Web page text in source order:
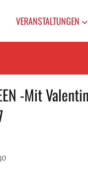
menuVERANSTALTUNGEN
-Mit